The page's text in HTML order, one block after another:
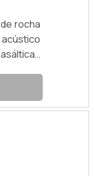
Leve,
e